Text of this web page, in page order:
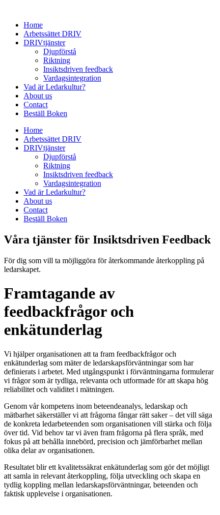
Home
Arbetssättet DRIV
DRIVtjänster
Djupförstå
Riktning
Insiktsdriven feedback
Vardagsintegration
Vad är Ledarkultur?
About us
Contact
Beställ Boken
Home
Arbetssättet DRIV
DRIVtjänster
Djupförstå
Riktning
Insiktsdriven feedback
Vardagsintegration
Vad är Ledarkultur?
About us
Contact
Beställ Boken
Våra tjänster för Insiktsdriven Feedback
För dig som vill ta möjliggöra för återkommande återkoppling på
ledarskapet.
Framtagande av
feedbackfrågor och
enkätunderlag
Vi hjälper organisationen att ta fram feedbackfrågor och
enkätunderlag som mäter de ledarskapsförväntningar som har
definierats i arbetet. Med utgångspunkt i förväntningarna formulerar
vi frågor som är tydliga, relevanta och utformade för att skapa hög
reliabilitet och validitet i mätningen.
Genom vår kompetens inom beteendeanalys, ledarskap och
mätbarhet säkerställer vi att frågorna fångar rätt saker – det vill säga
de konkreta ledarbeteenden som organisationen vill stärka och följa
över tid. Vid behov tar vi även fram frågorna på flera språk, med
fokus på att behålla innebörd, precision och jämförbarhet mellan
olika delar av organisationen.
Resultatet blir ett kvalitetssäkrat enkätunderlag som gör det möjligt
att samla in relevant återkoppling, följa utveckling och skapa en
tydlig koppling mellan ledarskapsförväntningar, beteenden och
faktisk upplevelse i organisationen.